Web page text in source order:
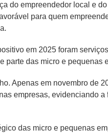
do empreendedor local e
para quem
em 2025 foram
parte das micro e pequenas
Apenas em novembro de
empresas, evidenciando
das micro e pequenas